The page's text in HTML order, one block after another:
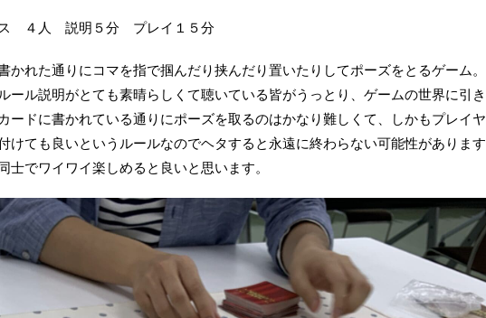
ス ４人 説明５分 プレイ１５分
かれた通りにコマを指で掴んだり挟んだり置いたりしてポーズをとるゲーム。
ール説明がとても素晴らしくて聴いている皆がうっとり、ゲームの世界に引き
ードに書かれている通りにポーズを取るのはかなり難しくて、しかもプレイヤ
けても良いというルールなのでヘタすると永遠に終わらない可能性があります
士でワイワイ楽しめると良いと思います。